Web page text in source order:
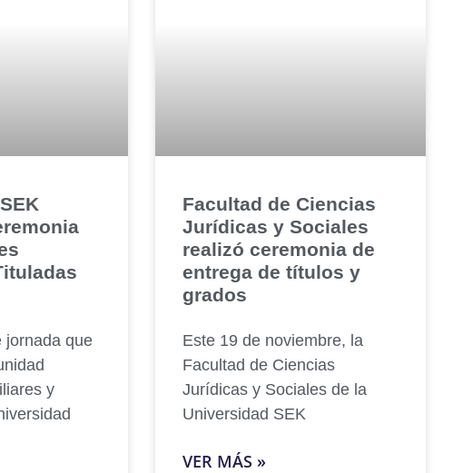
jornada que
y
Facultad de Ciencias
Jurídicas y Sociales
realizó ceremonia de
entrega de títulos y
grados
Este 19 de noviembre, la
Facultad de Ciencias
Jurídicas y Sociales de la
Universidad SEK
VER MÁS »